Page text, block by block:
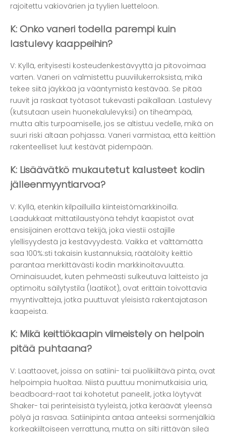
rajoitettu vakiovärien ja tyylien luetteloon.
K: Onko vaneri todella parempi kuin
lastulevy kaappeihin?
V: Kyllä, erityisesti kosteudenkestävyyttä ja pitovoimaa
varten. Vaneri on valmistettu puuviilukerroksista, mikä
tekee siitä jäykkää ja vääntymistä kestävää. Se pitää
ruuvit ja raskaat työtasot tukevasti paikallaan. Lastulevy
(kutsutaan usein huonekalulevyksi) on tiheämpää,
mutta altis turpoamiselle, jos se altistuu vedelle, mikä on
suuri riski altaan pohjassa. Vaneri varmistaa, että keittiön
rakenteelliset luut kestävät pidempään.
K: Lisäävätkö mukautetut kalusteet kodin
jälleenmyyntiarvoa?
V: Kyllä, etenkin kilpailluilla kiinteistömarkkinoilla.
Laadukkaat mittatilaustyönä tehdyt kaapistot ovat
ensisijainen erottava tekijä, joka viestii ostajille
ylellisyydestä ja kestävyydestä. Vaikka et välttämättä
saa 100%:sti takaisin kustannuksia, räätälöity keittiö
parantaa merkittävästi kodin markkinoitavuutta.
Ominaisuudet, kuten pehmeästi sulkeutuva laitteisto ja
optimoitu säilytystila (laatikot), ovat erittäin toivottavia
myyntivaltteja, jotka puuttuvat yleisistä rakentajatason
kaapeista.
K: Mikä keittiökaapin viimeistely on helpoin
pitää puhtaana?
V: Laattaovet, joissa on satiini- tai puolikiiltävä pinta, ovat
helpoimpia huoltaa. Niistä puuttuu monimutkaisia ​​uria,
beadboard-raot tai kohotetut paneelit, jotka löytyvät
Shaker- tai perinteisistä tyyleistä, jotka keräävät yleensä
pölyä ja rasvaa. Satiinipinta antaa anteeksi sormenjälkiä
korkeakiiltoiseen verrattuna, mutta on silti riittävän sileä